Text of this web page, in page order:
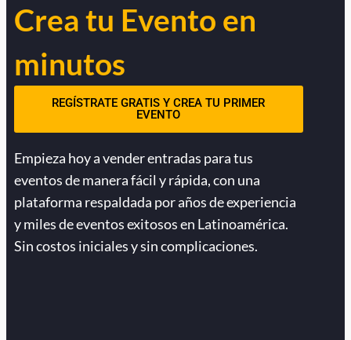
Crea tu Evento en
minutos
REGÍSTRATE GRATIS Y CREA TU PRIMER
EVENTO
Empieza hoy a vender entradas para tus
eventos de manera fácil y rápida, con una
plataforma respaldada por años de experiencia
y miles de eventos exitosos en Latinoamérica.
Sin costos iniciales y sin complicaciones.